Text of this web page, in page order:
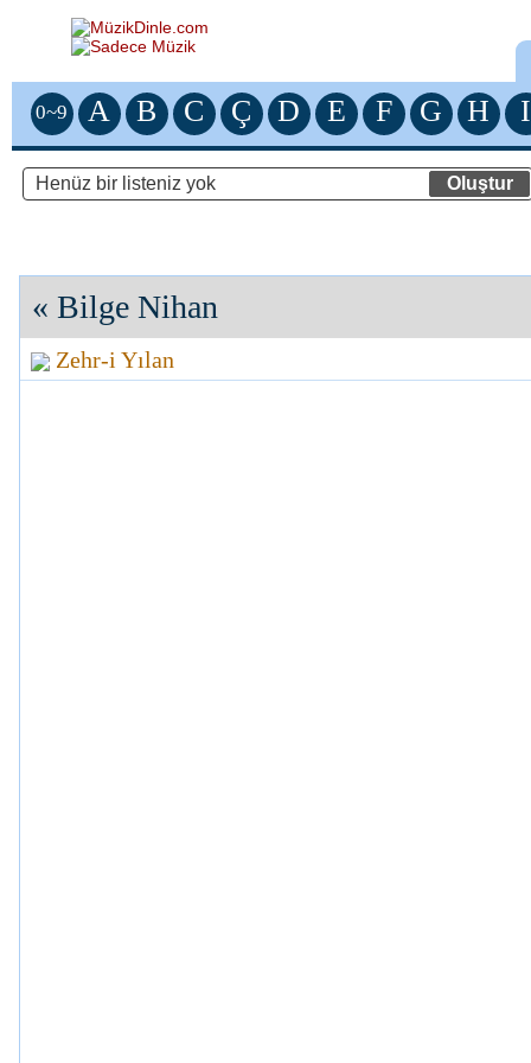
0~9 A B C Ç D E F G H I
« Bilge Nihan
Zehr-i Yılan